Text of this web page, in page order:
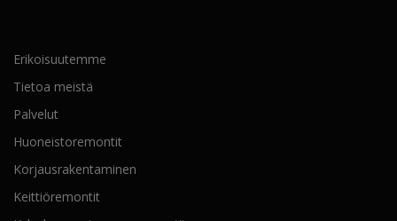
Erikoisuutemme
Tietoa meistä
Palvelut
Huoneistoremontit
Korjausrakentaminen
Keittiöremontit